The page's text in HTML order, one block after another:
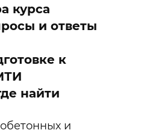
курса
и ответы
к
найти
и